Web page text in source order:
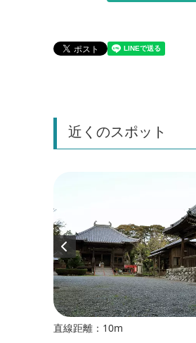
近くのスポット
直線距離：10m